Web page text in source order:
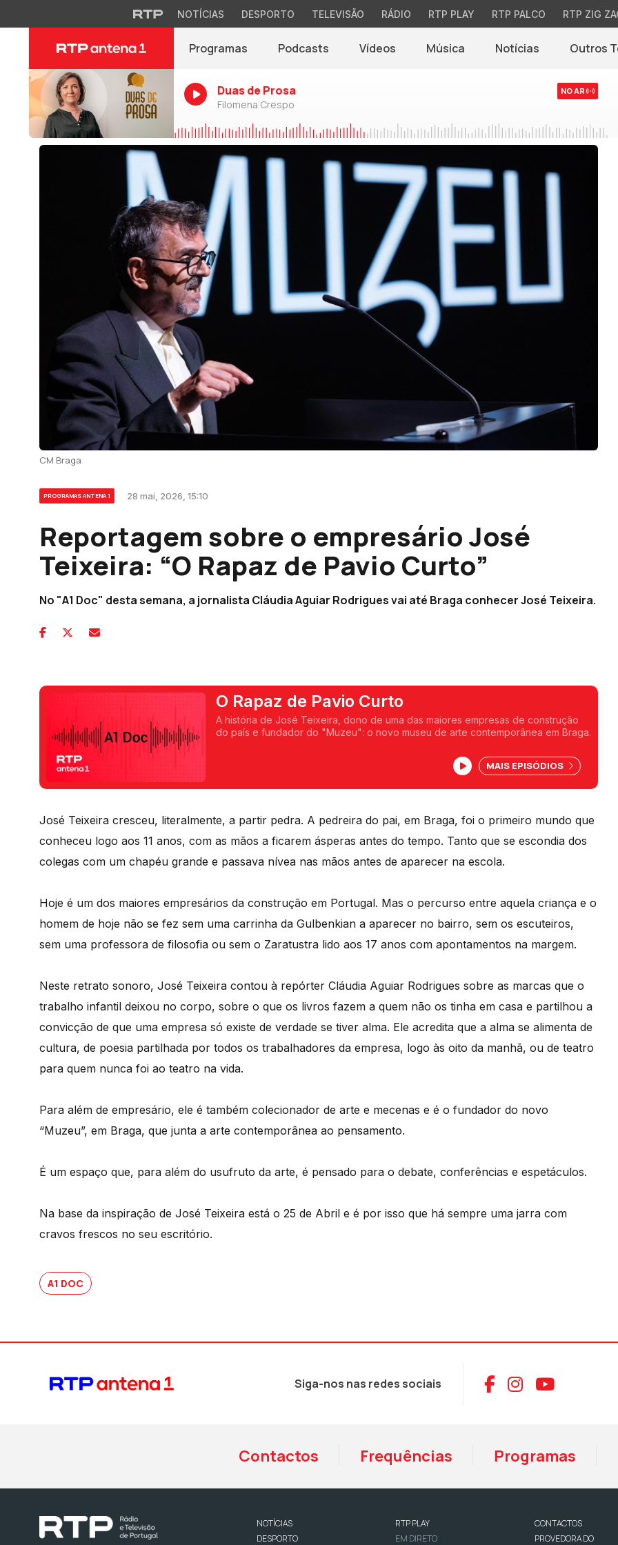
NOTÍCIAS DESPORTO TELEVISÃO RÁDIO RTP PLAY RTP PALCO RTP ZIG
Programas Podcasts Vídeos Música Notícias(abre em nova
Outros
Duas de Prosa
Filomena Crespo
NO AR
CM Braga
PROGRAMAS ANTENA 1 28 mai, 2026, 15:10
Reportagem sobre o empresário José
Teixeira: “O Rapaz de Pavio Curto”
No "A1 Doc" desta semana, a jornalista Cláudia Aguiar Rodrigues vai até Braga conhecer José Teixeira.
O Rapaz de Pavio Curto
A história de José Teixeira, dono de uma das maiores empresas de construção
do país e fundador do "Muzeu": o novo museu de arte contemporânea em Braga.
MAIS EPISÓDIOS
José Teixeira cresceu, literalmente, a partir pedra. A pedreira do pai, em Braga, foi o primeiro mundo que
conheceu logo aos 11 anos, com as mãos a ficarem ásperas antes do tempo. Tanto que se escondia dos
colegas com um chapéu grande e passava nívea nas mãos antes de aparecer na escola.
Hoje é um dos maiores empresários da construção em Portugal. Mas o percurso entre aquela criança e o
homem de hoje não se fez sem uma carrinha da Gulbenkian a aparecer no bairro, sem os escuteiros,
sem uma professora de filosofia ou sem o Zaratustra lido aos 17 anos com apontamentos na margem.
Neste retrato sonoro, José Teixeira contou à repórter Cláudia Aguiar Rodrigues sobre as marcas que o
trabalho infantil deixou no corpo, sobre o que os livros fazem a quem não os tinha em casa e partilhou a
convicção de que uma empresa só existe de verdade se tiver alma. Ele acredita que a alma se alimenta de
cultura, de poesia partilhada por todos os trabalhadores da empresa, logo às oito da manhã, ou de teatro
para quem nunca foi ao teatro na vida.
Para além de empresário, ele é também colecionador de arte e mecenas e é o fundador do novo
“Muzeu”, em Braga, que junta a arte contemporânea ao pensamento.
É um espaço que, para além do usufruto da arte, é pensado para o debate, conferências e espetáculos.
Na base da inspiração de José Teixeira está o 25 de Abril e é por isso que há sempre uma jarra com
cravos frescos no seu escritório.
A1 DOC
Siga-nos nas redes sociais Aceder ao
Aceder ao
Aceder
Contactos Frequências Programas
NOTÍCIAS
DESPORTO
RTP PLAY
EM DIRETO
CONTACTOS
PROVEDORA DO